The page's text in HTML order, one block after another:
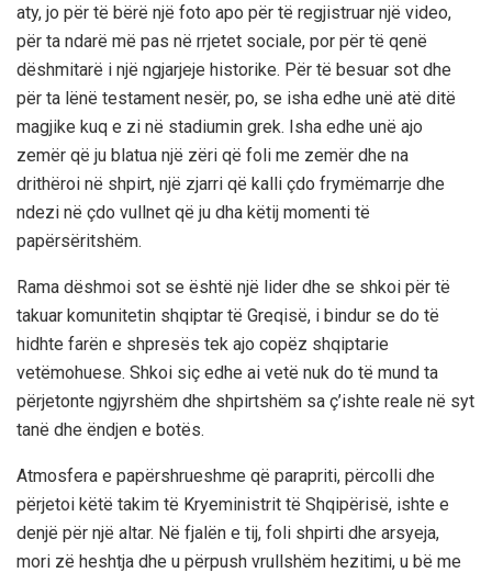
aty, jo për të bërë një foto apo për të regjistruar një video,
për ta ndarë më pas në rrjetet sociale, por për të qenë
dëshmitarë i një ngjarjeje historike. Për të besuar sot dhe
për ta lënë testament nesër, po, se isha edhe unë atë ditë
magjike kuq e zi në stadiumin grek. Isha edhe unë ajo
zemër që ju blatua një zëri që foli me zemër dhe na
drithëroi në shpirt, një zjarri që kalli çdo frymëmarrje dhe
ndezi në çdo vullnet që ju dha këtij momenti të
papërsëritshëm.
Rama dëshmoi sot se është një lider dhe se shkoi për të
takuar komunitetin shqiptar të Greqisë, i bindur se do të
hidhte farën e shpresës tek ajo copëz shqiptarie
vetëmohuese. Shkoi siç edhe ai vetë nuk do të mund ta
përjetonte ngjyrshëm dhe shpirtshëm sa ç’ishte reale në syt
tanë dhe ëndjen e botës.
Atmosfera e papërshrueshme që parapriti, përcolli dhe
përjetoi këtë takim të Kryeministrit të Shqipërisë, ishte e
denjë për një altar. Në fjalën e tij, foli shpirti dhe arsyeja,
mori zë heshtja dhe u përpush vrullshëm hezitimi, u bë me